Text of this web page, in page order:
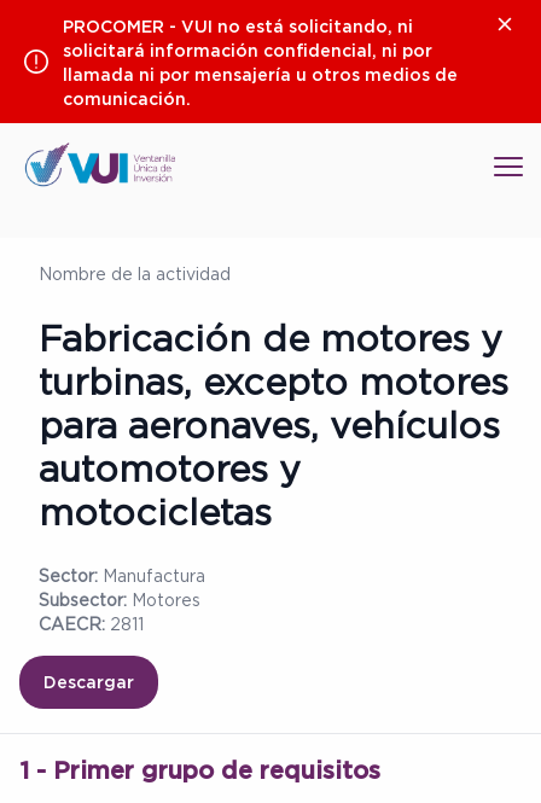
contenido
PROCOMER - VUI no está solicitando, ni
solicitará información confidencial, ni por
llamada ni por mensajería u otros medios de
comunicación.
Nombre de la actividad
Fabricación de motores y
turbinas, excepto motores
para aeronaves, vehículos
automotores y
motocicletas
Sector: Manufactura
Subsector: Motores
CAECR: 2811
Descargar
1 - Primer grupo de requisitos